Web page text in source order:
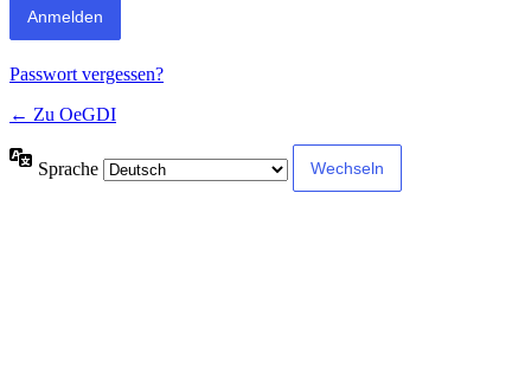
Passwort vergessen?
← Zu OeGDI
Sprache